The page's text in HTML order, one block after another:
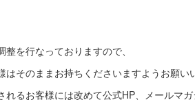
を行なっておりますので、
そのままお持ちくださいますようお願い
れるお客様には改めて公式HP、メールマ